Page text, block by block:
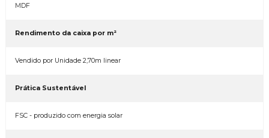
MDF
Rendimento da caixa por m²
Vendido por Unidade 2,70m linear
Prática Sustentável
FSC - produzido com energia solar